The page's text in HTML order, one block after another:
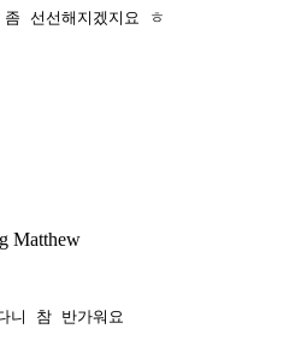
선선해지겠지요 ㅎ
Matthew
니 참 반가워요